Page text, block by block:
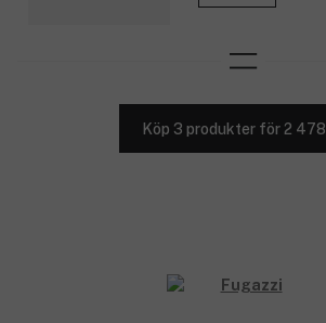
Köp 3 produkter för 2